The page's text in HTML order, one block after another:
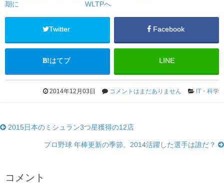
期に
WLTPへ
Twitter Facebook
はてブ LINE
2014年12月03日 コメントはまだありません IT・科学
2015日本のミシュラン3つ星獲得の12店
プロ野球 年棒更新の季節。2014活躍した選手は誰だ？
コメント